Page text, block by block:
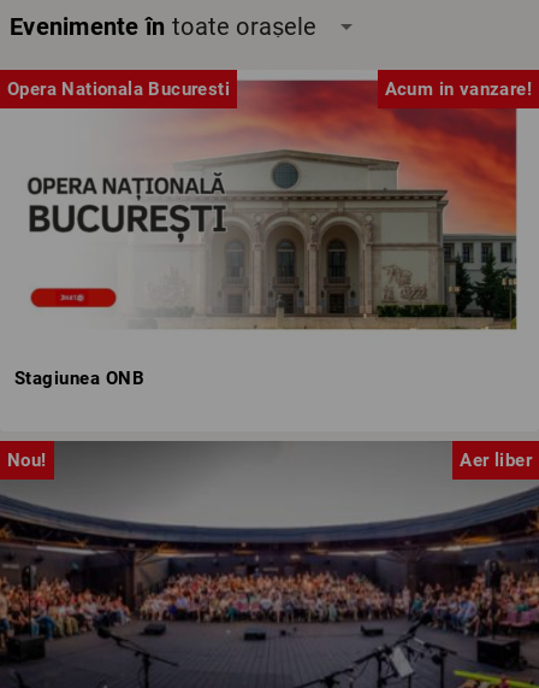
Evenimente în toate orașele arrow_drop_down
Opera Nationala Bucuresti Acum in vanzare!
Stagiunea ONB
Nou! Aer liber